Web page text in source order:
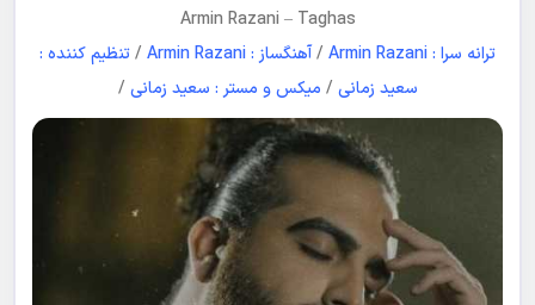
Armin Razani – Taghas
ترانه سرا : Armin Razani
/آهنگساز : Armin Razani /تنظیم کننده :
سعید زمانی / میکس و مستر : سعید زمانی /